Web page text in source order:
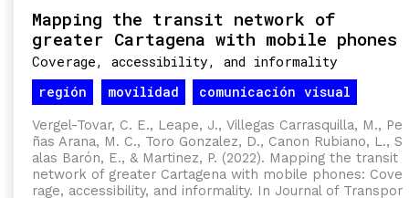
Mapping the transit network of
greater Cartagena with mobile phones
Coverage, accessibility, and informality
región
movilidad comunicación visual
Vergel-Tovar, C. E., Leape, J., Villegas Carrasquilla, M., Pe
ñas Arana, M. C., Toro Gonzalez, D., Canon Rubiano, L., S
alas Barón, E., & Martinez, P. (2022). Mapping the transit
network of greater Cartagena with mobile phones: Cove
rage, accessibility, and informality. In Journal of Transpor